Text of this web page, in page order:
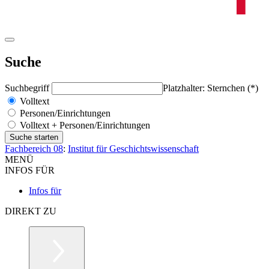
Suche
Suchbegriff
Platzhalter: Sternchen (*)
Volltext
Personen/Einrichtungen
Volltext + Personen/Einrichtungen
Fachbereich 08: Institut für Geschichtswissenschaft
MENÜ
INFOS FÜR
Infos für
DIREKT ZU